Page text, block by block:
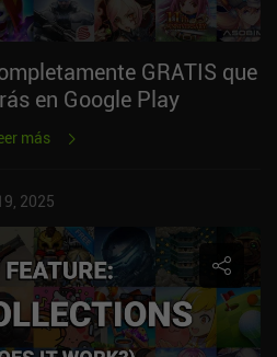
GRATIS que
en Google Play
más
2025